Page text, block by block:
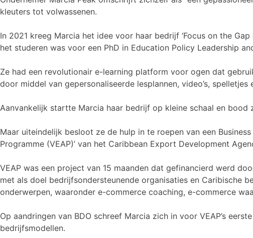
kleuters tot volwassenen.
In 2021 kreeg Marcia het idee voor haar bedrijf ‘Focus on the
het studeren was voor een PhD in Education Policy Leadership
Ze had een revolutionair e-learning platform voor ogen dat
door middel van gepersonaliseerde lesplannen, video’s, spelletjes
Aanvankelijk startte Marcia haar bedrijf op kleine schaal en
Maar uiteindelijk besloot ze de hulp in te roepen van een
Programme (VEAP)’ van het Caribbean Export Development
VEAP was een project van 15 maanden dat gefinancierd werd
met als doel bedrijfsondersteunende organisaties en Caribische
onderwerpen, waaronder e-commerce coaching, e-commerce
Op aandringen van BDO schreef Marcia zich in voor VEAP’s
bedrijfsmodellen.